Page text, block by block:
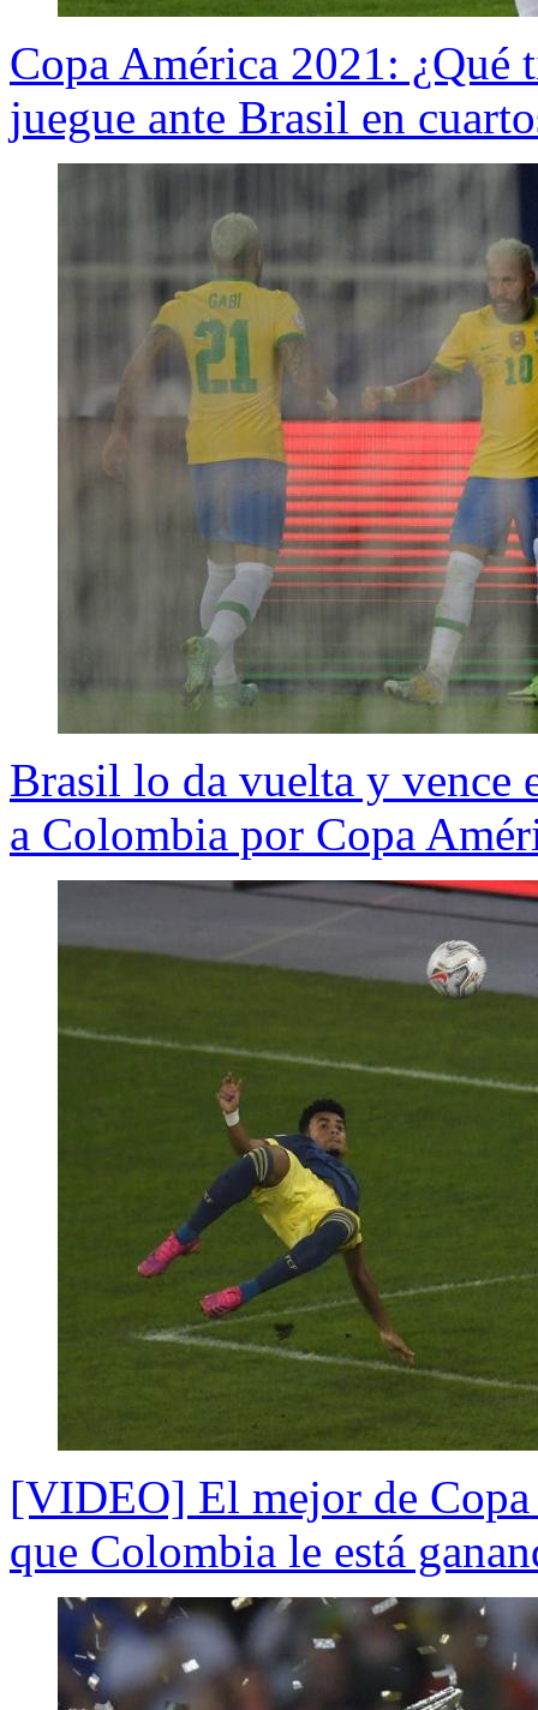
Copa América 2021: ¿Qué
juegue ante Brasil en
Brasil lo da vuelta y vence
a Colombia por Copa
[VIDEO] El mejor de
que Colombia le está